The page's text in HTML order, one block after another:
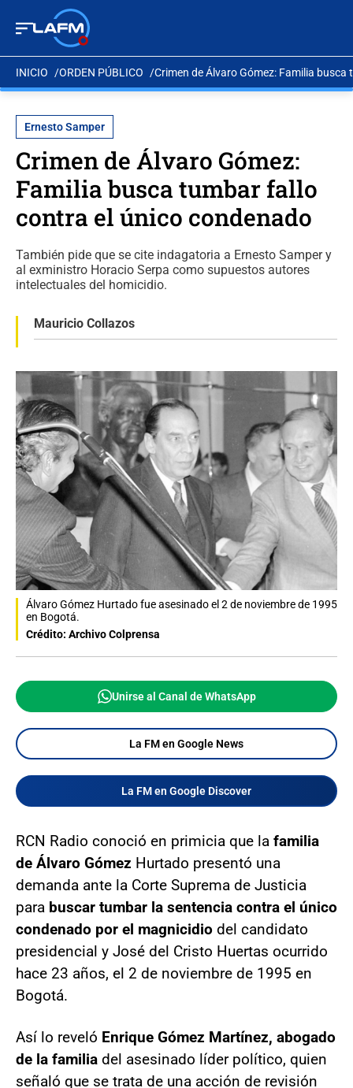
INICIO ORDEN PÚBLICO Crimen de Álvaro Gómez: Familia
Ernesto Samper
Crimen de Álvaro Gómez:
Familia busca tumbar fallo
contra el único condenado
También pide que se cite indagatoria a Ernesto Samper y
al exministro Horacio Serpa como supuestos autores
intelectuales del homicidio.
Mauricio Collazos
Álvaro Gómez Hurtado fue asesinado el 2 de noviembre de 1995
en Bogotá.
Crédito: Archivo Colprensa
Unirse al Canal de WhatsApp
La FM en Google News
La FM en Google Discover
RCN Radio conoció en primicia que la familia
de Álvaro Gómez Hurtado presentó una
demanda ante la Corte Suprema de Justicia
para buscar tumbar la sentencia contra el único
condenado por el magnicidio del candidato
presidencial y José del Cristo Huertas ocurrido
hace 23 años, el 2 de noviembre de 1995 en
Bogotá.
Así lo reveló Enrique Gómez Martínez, abogado
de la familia del asesinado líder político, quien
señaló que se trata de una acción de revisión